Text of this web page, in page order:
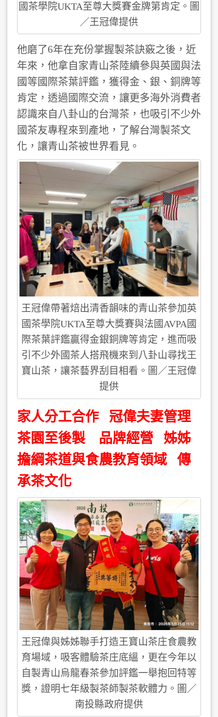
國茶學院UKTA至尊大獎賽金牌第肯定。圖
／王冠偉提供
他磨了6年在充份掌握製茶訣竅之後，近
年來，他拿自家青山茶陸續參與英國與法
國等國際茶葉評鑑，獲得金、銀、銅牌等
肯定，透過國際交流，讓更多海外消費者
認識來自八卦山的台灣茶，也吸引不少外
國茶友專程來到產地，了解台灣製茶文
化，讓青山茶被世界看見。
王冠偉帶著焙出清香韻味的青山茶參加英
國茶學院UKTA至尊大獎賽與法國AVPA國
際茶葉評鑑贏得金銀銅牌等肯定，進而吸
引不少外國茶人搭飛機來到八卦山尋找王
寶山茶，讓茶藝界刮目相看。圖／王冠偉
提供
家人分工合作 冠偉夫妻管理
茶園至後製 品牌經營 姊姊
擔綱茶道與食農教育領域 傳
承茶文化
王冠偉與姊姊聯手打造王寶山茶庄食農教
育場域，吸客體驗茶庄底縕，更在今年以
自製青山烏龍春茶參加評鑑一舉抱回特等
獎，證明七年級製茶師製茶軟體力。圖／
南投縣政府提供